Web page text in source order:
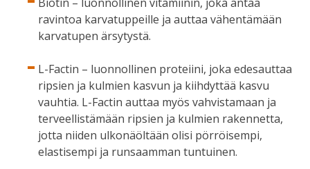
ravintoa karvatuppeille ja auttaa vähentämään
karvatupen ärsytystä.
L-Factin – luonnollinen proteiini, joka edesauttaa
ripsien ja kulmien kasvun ja kiihdyttää kasvu
vauhtia. L-Factin auttaa myös vahvistamaan ja
terveellistämään ripsien ja kulmien rakennetta,
jotta niiden ulkonäöltään olisi pörröisempi,
elastisempi ja runsaamman tuntuinen.